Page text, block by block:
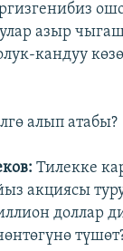
азыр
кандуу
алып атабы?
Тилекке
акциясы
доллар